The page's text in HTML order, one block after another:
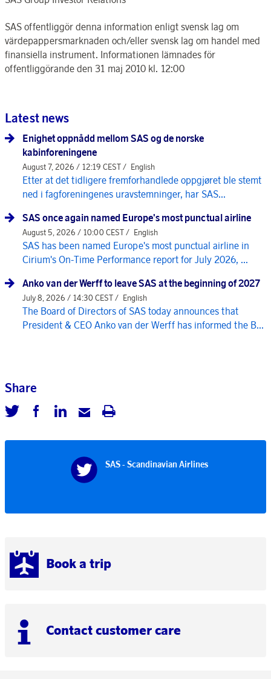
Book a trip
Contact customer care
SAS offentliggör denna information enligt svensk lag om
värdepappersmarknaden och/eller svensk lag om handel med
finansiella instrument. Informationen lämnades för
offentliggörande den 31 maj 2010 kl. 12:00
Latest news
Enighet oppnådd mellom SAS og de norske
kabinforeningene
August 7, 2026 / 12:19 CEST / English
Etter at det tidligere fremforhandlede oppgjøret ble stemt
ned i fagforeningenes uravstemninger, har SAS...
SAS once again named Europe's most punctual airline
August 5, 2026 / 10:00 CEST / English
SAS has been named Europe's most punctual airline in
Cirium's On-Time Performance report for July 2026, ...
Anko van der Werff to leave SAS at the beginning of 2027
July 8, 2026 / 14:30 CEST / English
The Board of Directors of SAS today announces that
President & CEO Anko van der Werff has informed the B...
Share
SAS - Scandinavian Airlines